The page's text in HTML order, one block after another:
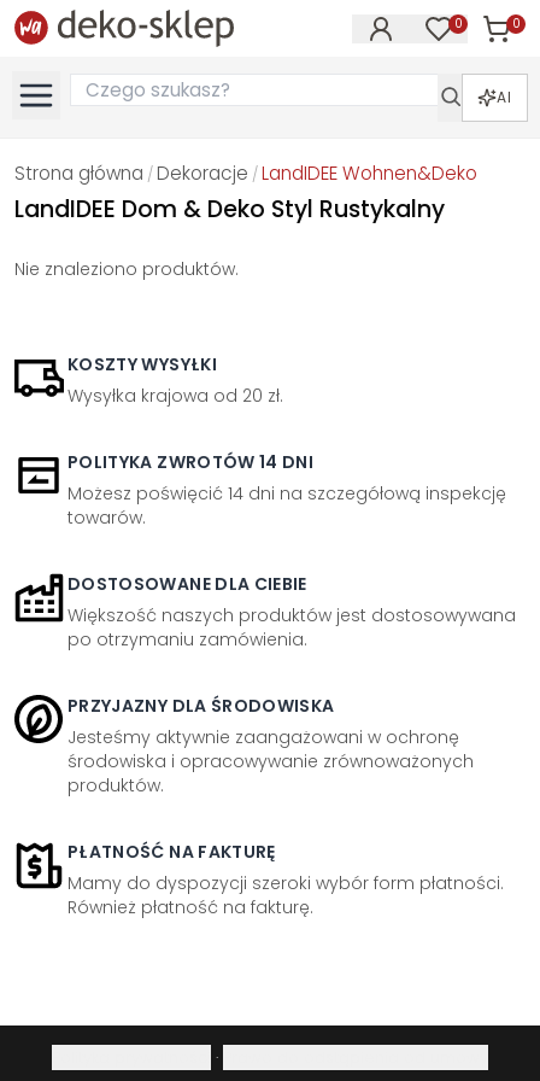
0 0
AI
Strona główna / Dekoracje /LandIDEE Wohnen&Deko
LandIDEE Dom & Deko Styl Rustykalny
Nie znaleziono produktów.
KOSZTY WYSYŁKI
Wysyłka krajowa od 20 zł.
POLITYKA ZWROTÓW 14 DNI
Możesz poświęcić 14 dni na szczegółową inspekcję
towarów.
DOSTOSOWANE DLA CIEBIE
Większość naszych produktów jest dostosowywana
po otrzymaniu zamówienia.
PRZYJAZNY DLA ŚRODOWISKA
Jesteśmy aktywnie zaangażowani w ochronę
środowiska i opracowywanie zrównoważonych
produktów.
PŁATNOŚĆ NA FAKTURĘ
Mamy do dyspozycji szeroki wybór form płatności.
Również płatność na fakturę.
·